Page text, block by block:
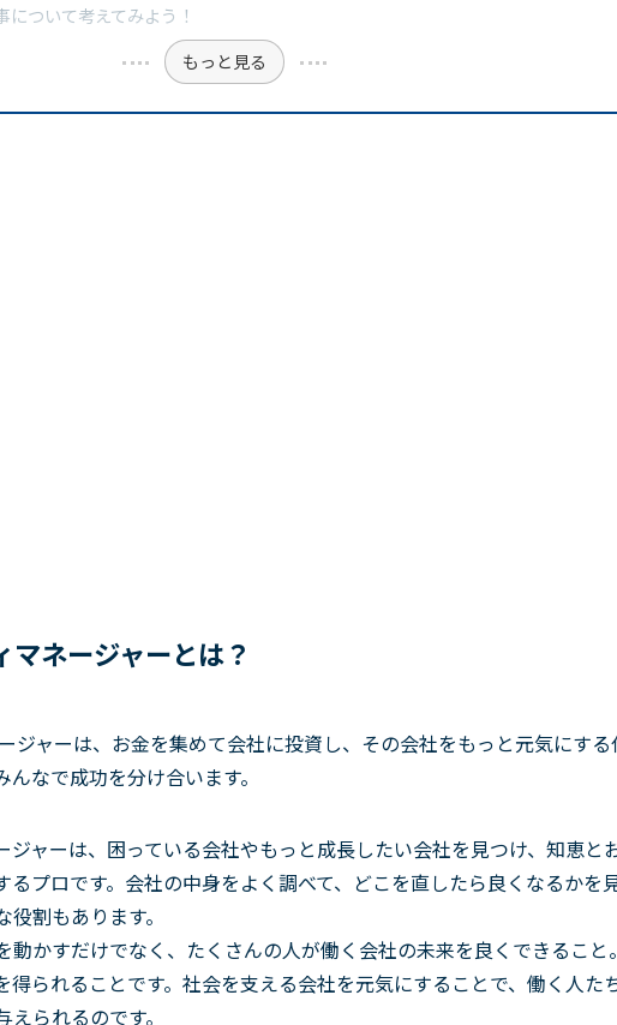
について考えてみよう！
もっと見る
ネージャーとは？
ジャーは、お金を集めて会社に投資し、その会社をもっと元気にする
なで成功を分け合います。
ジャーは、困っている会社やもっと成長したい会社を見つけ、知恵と
るプロです。会社の中身をよく調べて、どこを直したら良くなるかを
役割もあります。
かすだけでなく、たくさんの人が働く会社の未来を良くできること
得られることです。社会を支える会社を元気にすることで、働く人た
られるのです。